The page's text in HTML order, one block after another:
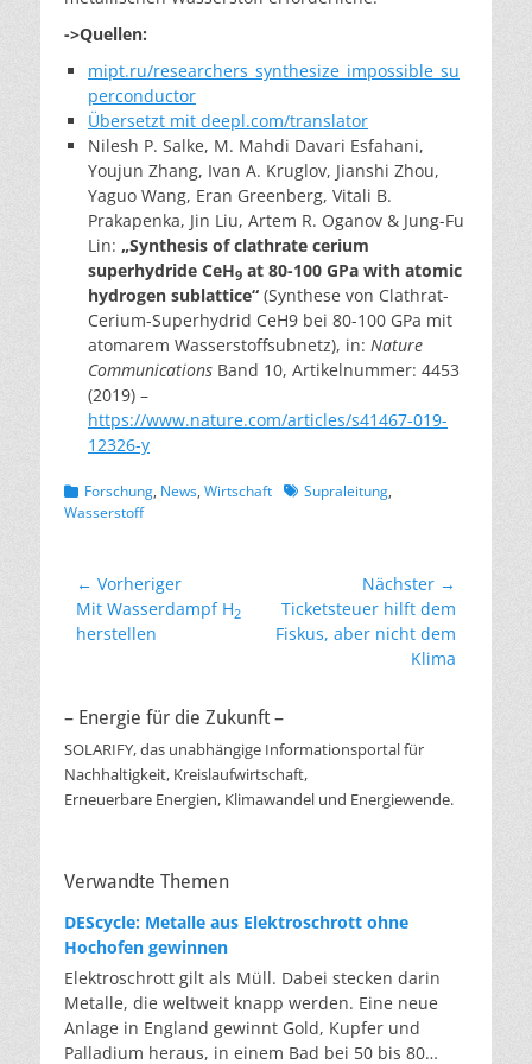
->Quellen:
mipt.ru/researchers_synthesize_impossible_su
perconductor
Übersetzt mit deepl.com/translator
Nilesh P. Salke, M. Mahdi Davari Esfahani,
Youjun Zhang, Ivan A. Kruglov, Jianshi Zhou,
Yaguo Wang, Eran Greenberg, Vitali B.
Prakapenka, Jin Liu, Artem R. Oganov & Jung-Fu
Lin: „Synthesis of clathrate cerium
superhydride CeH9 at 80-100 GPa with atomic
hydrogen sublattice“ (Synthese von Clathrat-
Cerium-Superhydrid CeH9 bei 80-100 GPa mit
atomarem Wasserstoffsubnetz), in: Nature
Communications Band 10, Artikelnummer: 4453
(2019) –
https://www.nature.com/articles/s41467-019-
12326-y
Kategorien
Forschung, News, Wirtschaft Schlagworte
Supraleitung,
Wasserstoff
Beitragsnavigation
← Vorheriger
Vorheriger
Beitrag:
Mit Wasserdampf H2
herstellen
Nächster →
Nächster
Beitrag:
Ticketsteuer hilft dem
Fiskus, aber nicht dem
Klima
– Energie für die Zukunft –
SOLARIFY, das unabhängige Informationsportal für
Nachhaltigkeit, Kreislaufwirtschaft,
Erneuerbare Energien, Klimawandel und Energiewende.
Verwandte Themen
DEScycle: Metalle aus Elektroschrott ohne
Hochofen gewinnen
Elektroschrott gilt als Müll. Dabei stecken darin
Metalle, die weltweit knapp werden. Eine neue
Anlage in England gewinnt Gold, Kupfer und
Palladium heraus, in einem Bad bei 50 bis 80